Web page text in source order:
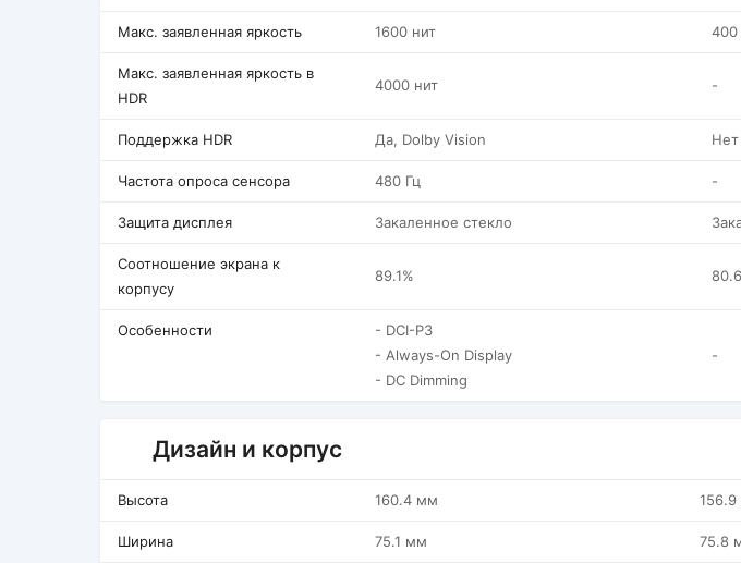
Макс. заявленная яркость 1600 нит 400
Макс. заявленная яркость в
HDR
4000 нит -
Поддержка HDR Да, Dolby Vision Нет
Частота опроса сенсора 480 Гц -
Защита дисплея Закаленное стекло
Соотношение экрана к
корпусу
89.1%
Особенности
- DCI-P3
- Always-On Display
- DC Dimming
-
Дизайн и корпус
Высота 160.4 мм
Ширина 75.1 мм 75.8